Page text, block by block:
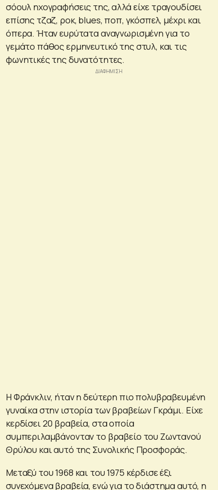
σόουλ ηχογραφήσεις της, αλλά είχε τραγουδίσει
επίσης τζαζ, ροκ, blues, ποπ, γκόσπελ, μέχρι και
όπερα. Ήταν ευρύτατα αναγνωρισμένη για το
γεμάτο πάθος ερμηνευτικό της στυλ, και τις
φωνητικές της δυνατότητες.
Η Φράνκλιν, ήταν η δεύτερη πιο πολυβραβευμένη
γυναίκα στην ιστορία των βραβείων Γκράμι. Είχε
κερδίσει 20 βραβεία, στα οποία
συμπεριλαμβάνονταν το βραβείο του Ζωντανού
Θρύλου και αυτό της Συνολικής Προσφοράς.
Μεταξύ του 1968 και του 1975 κέρδισε έξι
συνεχόμενα βραβεία, ενώ για το διάστημα αυτό, η